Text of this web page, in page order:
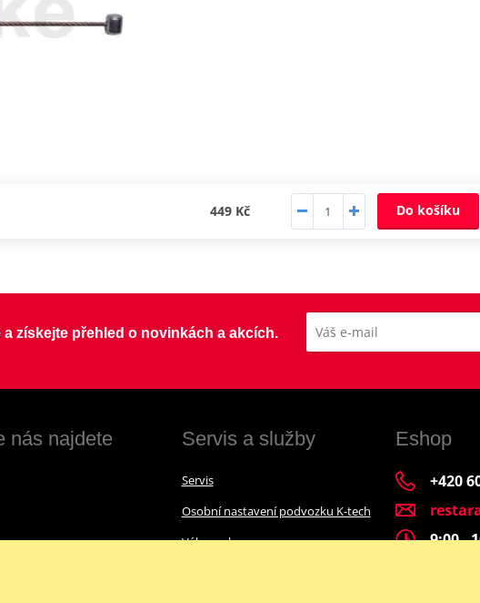
449 Kč Do košíku
získejte přehled o novinkách a akcích.
nás najdete Servis a služby
Servis
Osobní nastavení podvozku K-tech
Výkup a bazar
Eshop
+420
9:00 -